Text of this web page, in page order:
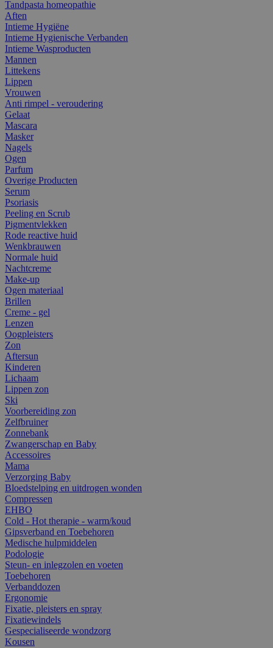
Tandpasta homeopathie
Aften
Intieme Hygiëne
Intieme Hygienische Verbanden
Intieme Wasproducten
Mannen
Littekens
Lippen
Vrouwen
Anti rimpel - veroudering
Gelaat
Mascara
Masker
Nagels
Ogen
Parfum
Overige Producten
Serum
Psoriasis
Peeling en Scrub
Pigmentvlekken
Rode reactive huid
Wenkbrauwen
Normale huid
Nachtcreme
Make-up
Ogen materiaal
Brillen
Creme - gel
Lenzen
Oogpleisters
Zon
Aftersun
Kinderen
Lichaam
Lippen zon
Ski
Voorbereiding zon
Zelfbruiner
Zonnebank
Zwangerschap en Baby
Accessoires
Mama
Verzorging Baby
Bloedstelping en uitdrogen wonden
Compressen
EHBO
Cold - Hot therapie - warm/koud
Gipsverband en Toebehoren
Medische hulpmiddelen
Podologie
Steun- en inlegzolen en voeten
Toebehoren
Verbanddozen
Ergonomie
Fixatie, pleisters en spray
Fixatiewindels
Gespecialiseerde wondzorg
Kousen